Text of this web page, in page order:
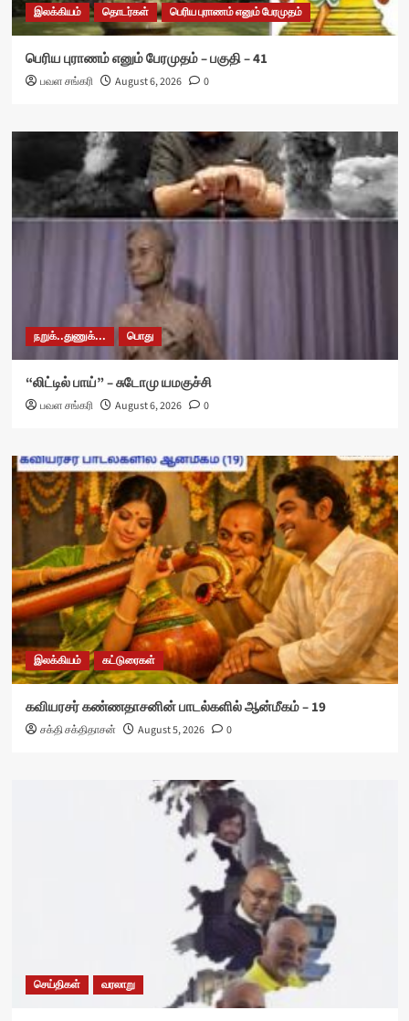
இலக்கியம் தொடர்கள் பெரிய புராணம் எனும் பேரமுதம்
பெரிய புராணம் எனும் பேரமுதம் – பகுதி – 41
பவள சங்கரி August 6, 2026 0
நறுக்..துணுக்... பொது
“லிட்டில் பாய்” – சுடோமு யமகுச்சி
பவள சங்கரி August 6, 2026 0
இலக்கியம் கட்டுரைகள்
கவியரசர் கண்ணதாசனின் பாடல்களில் ஆன்மீகம் – 19
சக்தி சக்திதாசன் August 5, 2026 0
செய்திகள் வரலாறு